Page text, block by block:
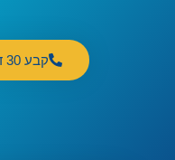
קבע 30 דק שיחת ייעוץ בחינם